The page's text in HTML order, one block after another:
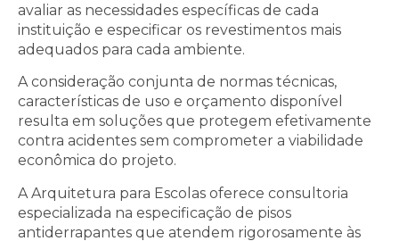
avaliar as necessidades específicas de cada
instituição e especificar os revestimentos mais
adequados para cada ambiente.
A consideração conjunta de normas técnicas,
características de uso e orçamento disponível
resulta em soluções que protegem efetivamente
contra acidentes sem comprometer a viabilidade
econômica do projeto.
A Arquitetura para Escolas oferece consultoria
especializada na especificação de pisos
antiderrapantes que atendem rigorosamente às